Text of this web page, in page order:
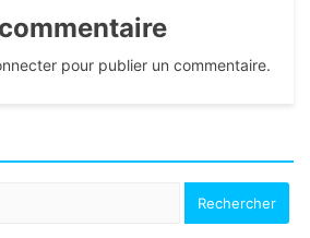
pour publier un commentaire.